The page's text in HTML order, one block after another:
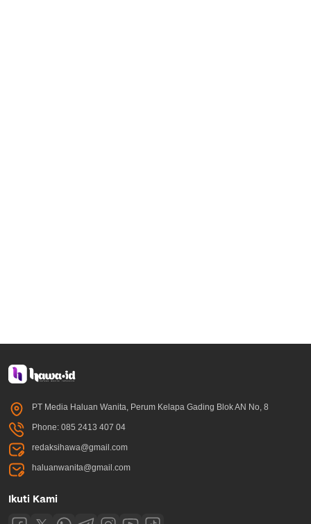
PT Media Haluan Wanita, Perum Kelapa Gading Blok AN No, 8
Phone: 085 2413 407 04
redaksihawa@gmail.com
haluanwanita@gmail.com
Ikuti Kami